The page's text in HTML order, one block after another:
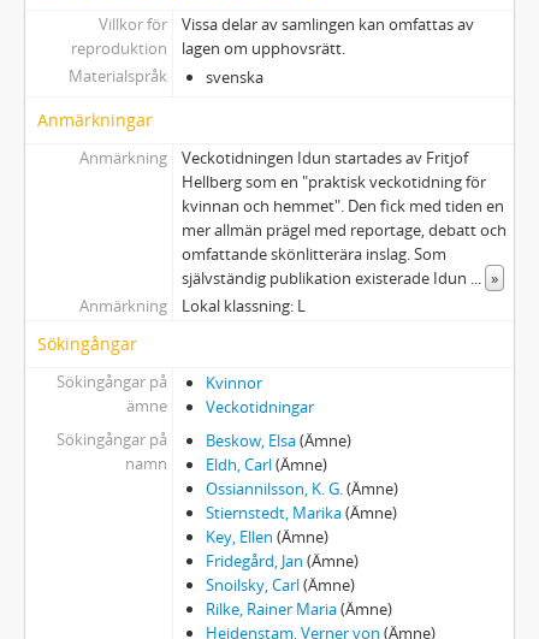
Villkor för
reproduktion
Vissa delar av samlingen kan omfattas av
lagen om upphovsrätt.
Materialspråk
svenska
Anmärkningar
Anmärkning
Veckotidningen Idun startades av Fritjof
Hellberg som en "praktisk veckotidning för
kvinnan och hemmet". Den fick med tiden en
mer allmän prägel med reportage, debatt och
omfattande skönlitterära inslag. Som
självständig publikation existerade Idun ... »
Anmärkning
Lokal klassning: L
Sökingångar
Sökingångar på
ämne
Kvinnor
Veckotidningar
Sökingångar på
namn
Beskow, Elsa(Ämne)
Eldh, Carl(Ämne)
Ossiannilsson, K. G.(Ämne)
Stiernstedt, Marika(Ämne)
Key, Ellen (Ämne)
Fridegård, Jan (Ämne)
Snoilsky, Carl(Ämne)
Rilke, Rainer Maria(Ämne)
Heidenstam, Verner von (Ämne)